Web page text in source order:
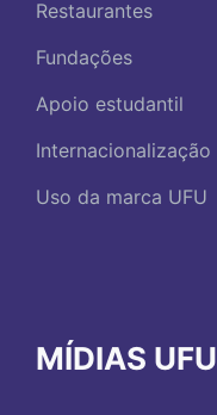
Restaurantes
Fundações
Apoio estudantil
Internacionalização
Uso da marca UFU
MÍDIAS UFU